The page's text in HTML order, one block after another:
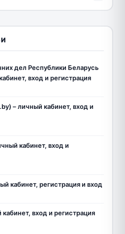
дел Республики Беларусь
вход и регистрация
– личный кабинет, вход и
кабинет, вход и
кабинет, регистрация и вход
вход и регистрация